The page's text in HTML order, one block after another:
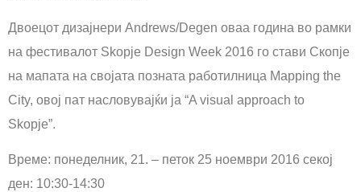
Двоецот дизајнери Andrews/Degen оваа година во рамки
на фестивалот Skopje Design Week 2016 го стави Скопје
на мапата на својата позната работилница Mapping the
City, овој пат насловувајќи ја “A visual approach to
Skopje”.
Време: понеделник, 21. – петок 25 ноември 2016 секој
ден: 10:30-14:30